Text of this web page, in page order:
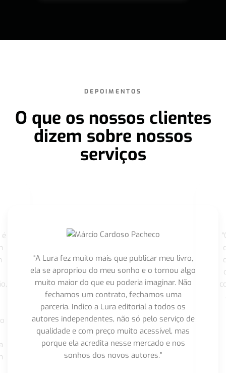
DEPOIMENTOS
O que os nossos clientes
dizem sobre nossos
serviços
“A Lura fez muito mais que publicar meu livro,
ela se apropriou do meu sonho e o tornou algo
muito maior do que eu poderia imaginar. Não
fechamos um contrato, fechamos uma
parceria. Indico a Lura editorial a todos os
autores independentes, não só pelo serviço de
qualidade e com preço muito acessível, mas
porque ela acredita nesse mercado e nos
sonhos dos novos autores.”